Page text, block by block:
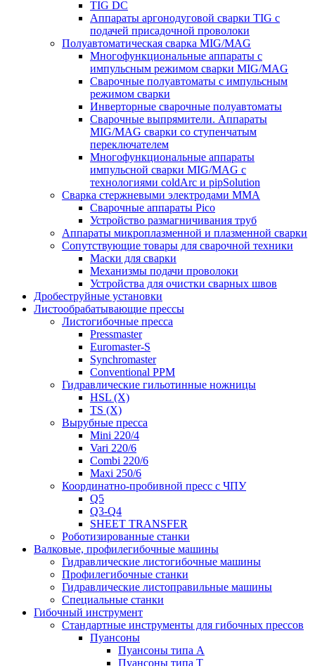
TIG DC
Аппараты аргонодуговой сварки TIG с
подачей присадочной проволоки
Полуавтоматическая сварка MIG/MAG
Многофункциональные аппараты с
импульсным режимом сварки MIG/MAG
Сварочные полуавтоматы с импульсным
режимом сварки
Инверторные сварочные полуавтоматы
Сварочные выпрямители. Аппараты
MIG/MAG сварки со ступенчатым
переключателем
Многофункциональные аппараты
импульсной сварки MIG/MAG с
технологиями coldArc и pipSolution
Сварка стержневыми электродами MMA
Сварочные аппараты Pico
Устройство размагничивания труб
Аппараты микроплазменной и плазменной сварки
Сопутствующие товары для сварочной техники
Маски для сварки
Механизмы подачи проволоки
Устройства для очистки сварных швов
Дробеструйные установки
Листообрабатывающие прессы
Листогибочные пресса
Pressmaster
Euromaster-S
Synchromaster
Conventional PPM
Гидравлические гильотинные ножницы
HSL (X)
TS (X)
Вырубные пресса
Mini 220/4
Vari 220/6
Combi 220/6
Maxi 250/6
Координатно-пробивной пресс с ЧПУ
Q5
Q3-Q4
SHEET TRANSFER
Роботизированные станки
Валковые, профилегибочные машины
Гидравлические листогибочные машины
Профилегибочные станки
Гидравлические листоправильные машины
Специальные станки
Гибочный инструмент
Стандартные инструменты для гибочных прессов
Пуансоны
Пуансоны типа A
Пуансоны типа T